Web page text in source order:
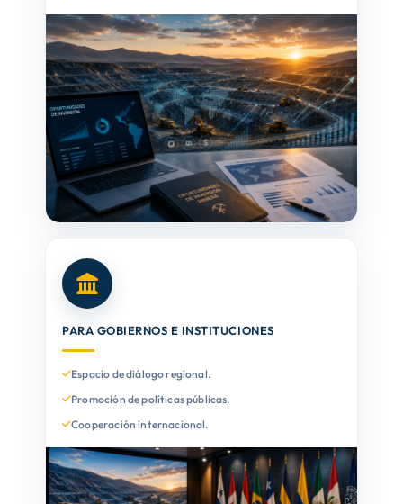
PARA GOBIERNOS E INSTITUCIONES
Espacio de diálogo regional.
Promoción de políticas públicas.
Cooperación internacional.